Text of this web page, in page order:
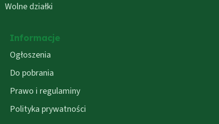
Wolne działki
Informacje
Ogłoszenia
Do pobrania
Prawo i regulaminy
Polityka prywatności